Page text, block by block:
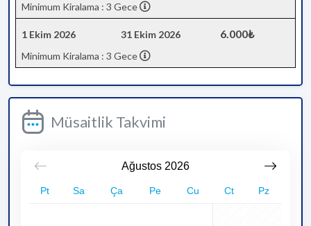
Minimum Kiralama : 3 Gece
1 Ekim 2026 31 Ekim 2026 6.000₺
Minimum Kiralama : 3 Gece
Müsaitlik Takvimi
Ağustos 2026
Pt Sa Ça Pe Cu Ct Pz